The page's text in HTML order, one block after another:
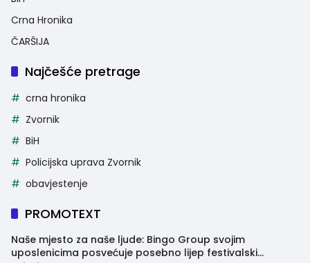
Crna Hronika
ČARŠIJA
Najčešće pretrage
crna hronika
Zvornik
BiH
Policijska uprava Zvornik
obavjestenje
PROMOTEXT
Naše mjesto za naše ljude: Bingo Group svojim
uposlenicima posvećuje posebno lijep festivalski